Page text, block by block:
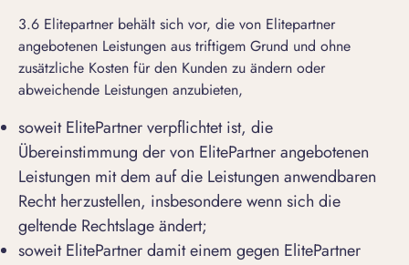
3.6 Elitepartner behält sich vor, die von Elitepartner
angebotenen Leistungen aus triftigem Grund und ohne
zusätzliche Kosten für den Kunden zu ändern oder
abweichende Leistungen anzubieten,
soweit ElitePartner verpflichtet ist, die
Übereinstimmung der von ElitePartner angebotenen
Leistungen mit dem auf die Leistungen anwendbaren
Recht herzustellen, insbesondere wenn sich die
geltende Rechtslage ändert;
soweit ElitePartner damit einem gegen ElitePartner